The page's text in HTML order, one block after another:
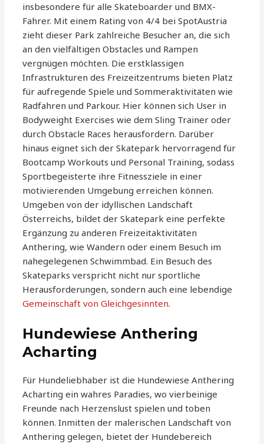
insbesondere für alle Skateboarder und BMX-
Fahrer. Mit einem Rating von 4/4 bei SpotAustria
zieht dieser Park zahlreiche Besucher an, die sich
an den vielfältigen Obstacles und Rampen
vergnügen möchten. Die erstklassigen
Infrastrukturen des Freizeitzentrums bieten Platz
für aufregende Spiele und Sommeraktivitäten wie
Radfahren und Parkour. Hier können sich User in
Bodyweight Exercises wie dem Sling Trainer oder
durch Obstacle Races herausfordern. Darüber
hinaus eignet sich der Skatepark hervorragend für
Bootcamp Workouts und Personal Training, sodass
Sportbegeisterte ihre Fitnessziele in einer
motivierenden Umgebung erreichen können.
Umgeben von der idyllischen Landschaft
Österreichs, bildet der Skatepark eine perfekte
Ergänzung zu anderen Freizeitaktivitäten
Anthering, wie Wandern oder einem Besuch im
nahegelegenen Schwimmbad. Ein Besuch des
Skateparks verspricht nicht nur sportliche
Herausforderungen, sondern auch eine lebendige
Gemeinschaft von Gleichgesinnten.
Hundewiese Anthering
Acharting
Für Hundeliebhaber ist die Hundewiese Anthering
Acharting ein wahres Paradies, wo vierbeinige
Freunde nach Herzenslust spielen und toben
können. Inmitten der malerischen Landschaft von
Anthering gelegen, bietet der Hundebereich